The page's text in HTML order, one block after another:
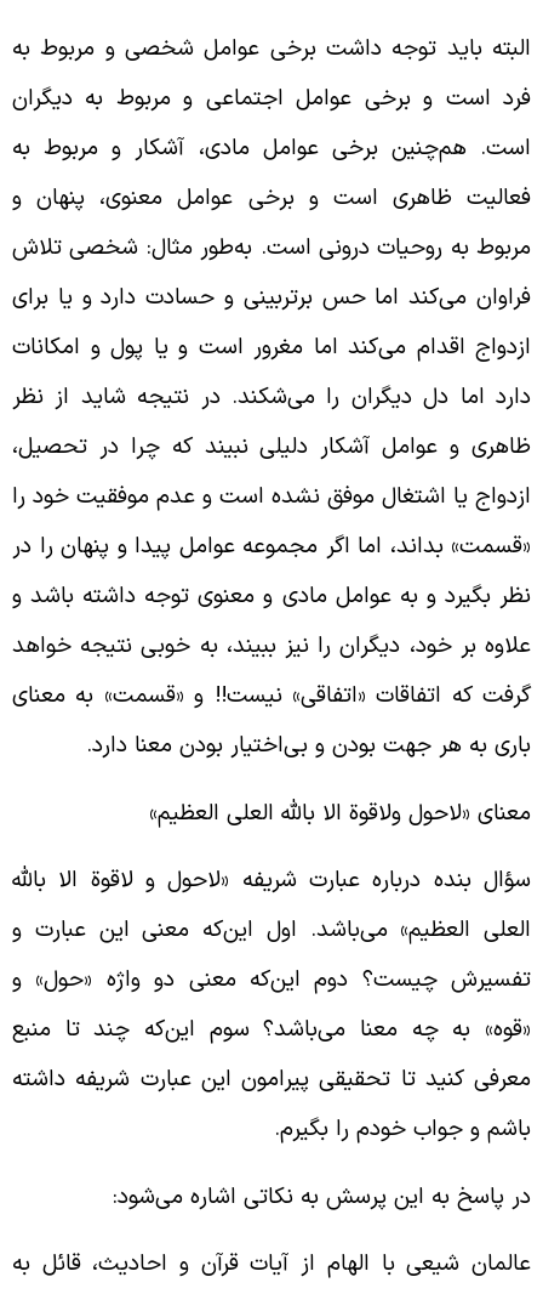
باید توجه داشت برخی عوامل شخصی و مربوط به
است و برخی عوامل اجتماعی و مربوط به دیگران
هم‌چنین برخی عوامل مادی، آشکار و مربوط به
ظاهری است و برخی عوامل معنوی، پنهان و
به روحیات درونی است. به‌طور مثال: شخصی تلاش
می‌کند اما حس برتربینی و حسادت دارد و یا برای
اقدام می‌کند اما مغرور است و یا پول و امکانات
اما دل دیگران را می‌شکند. در نتیجه شاید از نظر
و عوامل آشکار دلیلی نبیند که چرا در تحصیل،
یا اشتغال موفق نشده است و عدم موفقیت خود را
بداند، اما اگر مجموعه عوامل پیدا و پنهان را در
بگیرد و به عوامل مادی و معنوی توجه داشته باشد و
بر خود، دیگران را نیز ببیند، به خوبی نتیجه خواهد
که اتفاقات «اتفاقی» نیست!! و «قسمت» به معنای
به هر جهت بودن و بی‌اختیار بودن معنا دارد.
«لاحول ولاقوة الا بالله العلی العظیم»
بنده درباره عبارت شریفه «لاحول و لاقوة الا بالله
العظیم» می‌باشد. اول این‌که معنی این عبارت و
چیست؟ دوم این‌که معنی دو واژه «حول» و
به چه معنا می‌باشد؟ سوم این‌که چند تا منبع
کنید تا تحقیقی پیرامون این عبارت شریفه داشته
و جواب خودم را بگیرم.
پاسخ به این پرسش به نکاتی اشاره می‌شود:
شیعی با الهام از آیات قرآن و احادیث، قائل به